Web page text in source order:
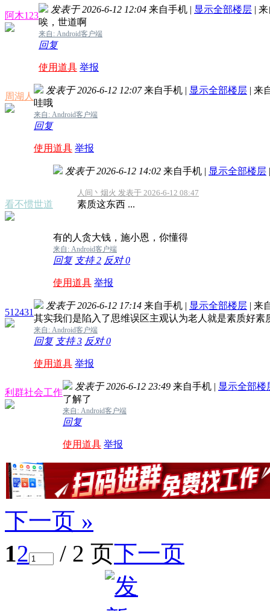
阿木123
发表于 2026-6-12 12:04 来自手机 | 显示全部楼层 | 来
唉，世道啊
来自: Android客户端
回复
使用道具 举报
周湖人
发表于 2026-6-12 12:07 来自手机 | 显示全部楼层 | 来
哇哦
来自: Android客户端
回复
使用道具 举报
看不惯世道
发表于 2026-6-12 14:02 来自手机 | 显示全部楼层 |
人间丶烟火 发表于 2026-6-12 08:47
素质这东西 ...
有的人贪大钱，施小恩，你懂得
来自: Android客户端
回复 支持2 反对0
使用道具 举报
512431
发表于 2026-6-12 17:14 来自手机 | 显示全部楼层 | 来
其实我们是陷入了思维误区主观认为老人就是素质好素
来自: Android客户端
回复 支持3 反对0
使用道具 举报
利群社会工作
发表于 2026-6-12 23:49 来自手机 | 显示全部楼
了解了
来自: Android客户端
回复
使用道具 举报
下一页 »
12 / 2 页下一页